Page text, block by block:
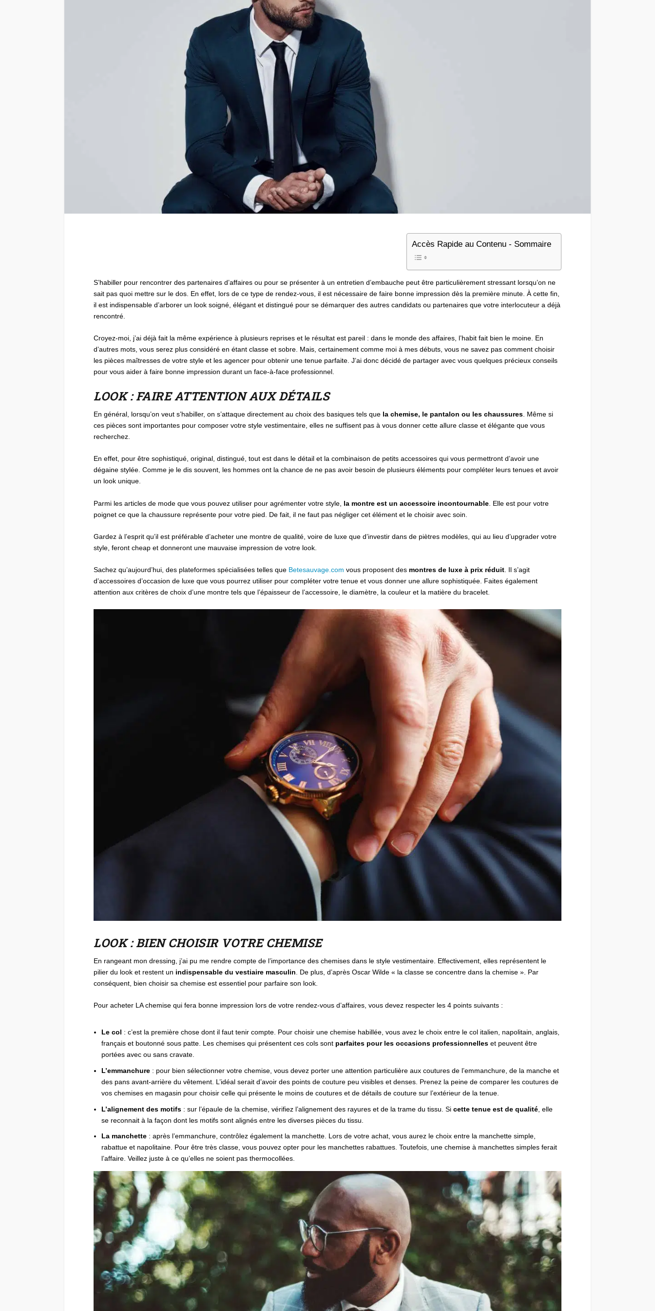
Accès Rapide au Contenu - Sommaire
S’habiller pour rencontrer des partenaires d’affaires ou pour se présenter à un entretien d’embauche peut être particulièrement stressant lorsqu’on ne
sait pas quoi mettre sur le dos. En effet, lors de ce type de rendez-vous, il est nécessaire de faire bonne impression dès la première minute. À cette fin,
il est indispensable d’arborer un look soigné, élégant et distingué pour se démarquer des autres candidats ou partenaires que votre interlocuteur a déjà
rencontré.
Croyez-moi, j’ai déjà fait la même expérience à plusieurs reprises et le résultat est pareil : dans le monde des affaires, l’habit fait bien le moine. En
d’autres mots, vous serez plus considéré en étant classe et sobre. Mais, certainement comme moi à mes débuts, vous ne savez pas comment choisir
les pièces maîtresses de votre style et les agencer pour obtenir une tenue parfaite. J’ai donc décidé de partager avec vous quelques précieux conseils
pour vous aider à faire bonne impression durant un face-à-face professionnel.
LOOK : FAIRE ATTENTION AUX DÉTAILS
En général, lorsqu’on veut s’habiller, on s’attaque directement au choix des basiques tels que la chemise, le pantalon ou les chaussures . Même si
ces pièces sont importantes pour composer votre style vestimentaire, elles ne suffisent pas à vous donner cette allure classe et élégante que vous
recherchez.
En effet, pour être sophistiqué, original, distingué, tout est dans le détail et la combinaison de petits accessoires qui vous permettront d’avoir une
dégaine stylée. Comme je le dis souvent, les hommes ont la chance de ne pas avoir besoin de plusieurs éléments pour compléter leurs tenues et avoir
un look unique.
Parmi les articles de mode que vous pouvez utiliser pour agrémenter votre style, la montre est un accessoire incontournable . Elle est pour votre
poignet ce que la chaussure représente pour votre pied. De fait, il ne faut pas négliger cet élément et le choisir avec soin.
Gardez à l’esprit qu’il est préférable d’acheter une montre de qualité, voire de luxe que d’investir dans de piètres modèles, qui au lieu d’upgrader votre
style, feront cheap et donneront une mauvaise impression de votre look.
Sachez qu’aujourd’hui, des plateformes spécialisées telles que Betesauvage.com vous proposent des montres de luxe à prix réduit. Il s’agit
d’accessoires d’occasion de luxe que vous pourrez utiliser pour compléter votre tenue et vous donner une allure sophistiquée. Faites également
attention aux critères de choix d’une montre tels que l’épaisseur de l’accessoire, le diamètre, la couleur et la matière du bracelet.
LOOK : BIEN CHOISIR VOTRE CHEMISE
En rangeant mon dressing, j’ai pu me rendre compte de l’importance des chemises dans le style vestimentaire. Effectivement, elles représentent le
pilier du look et restent un indispensable du vestiaire masculin . De plus, d’après Oscar Wilde « la classe se concentre dans la chemise ». Par
conséquent, bien choisir sa chemise est essentiel pour parfaire son look.
Pour acheter LA chemise qui fera bonne impression lors de votre rendez-vous d’affaires, vous devez respecter les 4 points suivants :
Le col : c’est la première chose dont il faut tenir compte. Pour choisir une chemise habillée, vous avez le choix entre le col italien, napolitain, anglais,
français et boutonné sous patte. Les chemises qui présentent ces cols sont parfaites pour les occasions professionnelles et peuvent être
portées avec ou sans cravate.
L’emmanchure : pour bien sélectionner votre chemise, vous devez porter une attention particulière aux coutures de l’emmanchure, de la manche et
des pans avant-arrière du vêtement. L’idéal serait d’avoir des points de couture peu visibles et denses. Prenez la peine de comparer les coutures de
vos chemises en magasin pour choisir celle qui présente le moins de coutures et de détails de couture sur l’extérieur de la tenue.
L’alignement des motifs : sur l’épaule de la chemise, vérifiez l’alignement des rayures et de la trame du tissu. Si cette tenue est de qualité , elle
se reconnait à la façon dont les motifs sont alignés entre les diverses pièces du tissu.
La manchette : après l’emmanchure, contrôlez également la manchette. Lors de votre achat, vous aurez le choix entre la manchette simple,
rabattue et napolitaine. Pour être très classe, vous pouvez opter pour les manchettes rabattues. Toutefois, une chemise à manchettes simples ferait
l’affaire. Veillez juste à ce qu’elles ne soient pas thermocollées.